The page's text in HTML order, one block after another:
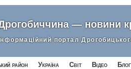
— новини
Інформаційний портал
район Україна Світ Відео